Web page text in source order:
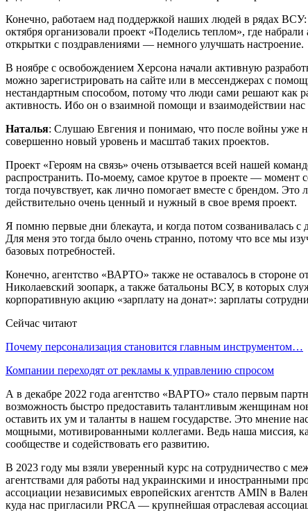
Конечно, работаем над поддержкой наших людей в рядах
октября организовали проект «Поделись теплом», где
открытки с поздравлениями — немного улучшать настроение.
В ноябре с освобождением Херсона начали активную
можно зарегистрировать на сайте или в мессенджерах с
нестандартным способом, потому что люди сами решают как
активность. Ибо он о взаимной помощи и взаимодействии
Наталья: Слушаю Евгения и понимаю, что после войны уже
совершенно новый уровень и масштаб таких проектов.
Проект «Героям на связь» очень отзывается всей нашей
распространить. По-моему, самое крутое в проекте — момент
тогда почувствует, как лично помогает вместе с брендом.
действительно очень ценный и нужный в свое время проект.
Я помню первые дни блекаута, и когда потом созванивалась с
Для меня это тогда было очень странно, потому что все мы
базовых потребностей.
Конечно, агентство «ВАРТО» также не оставалось в
Николаевский зоопарк, а также батальоны ВСУ, в которых
корпоративную акцию «зарплату на донат»: зарплаты
Сейчас читают
Почему персонализация становится главным инструментом…
Компании переходят от рекламы к управлению спросом
А в декабре 2022 года агентство «ВАРТО» стало первым
возможность быстро предоставить талантливым женщинам
оставить их ум и таланты в нашем государстве. Это мнение
мощными, мотивированными коллегами. Ведь наша миссия,
сообществе и содействовать его развитию.
В 2023 году мы взяли уверенный курс на сотрудничество с
агентствами для работы над украинскими и иностранными
ассоциации независимых европейских агентств AMIN в
куда нас пригласили PRCA — крупнейшая отраслевая